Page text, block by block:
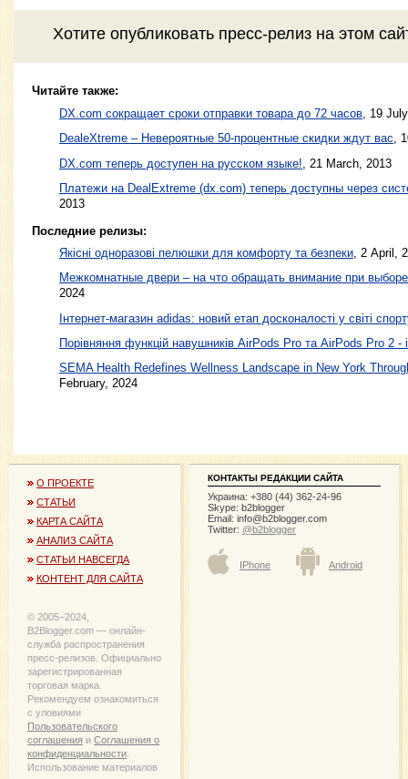
Хотите опубликовать пресс-релизна этом
Читайте также:
DX.com сокращает сроки отправки товара до 72 часов, 19
DealeXtreme – Невероятные 50-процентные скидки ждут вас,
DX.com теперь доступен на русском языке!
21 March, 2013
Платежи на DealExtreme (dx.com) теперь доступны через
2013
Последние релизы:
Якісні одноразові пелюшки для комфорту та безпеки, 2 April,
Межкомнатные двери – на что обращать внимание при
2024
Інтернет-магазин adidas: новий етап досконалості у світі
Порівняння функцій навушників AirPods Pro та AirPods Pro 2 -
SEMA Health Redefines Wellness Landscape in New York
February, 2024
О ПРОЕКТЕ
СТАТЬИ
КАРТА САЙТА
АНАЛИЗ САЙТА
СТАТЬИ НАВСЕГДА
КОНТЕНТ ДЛЯ САЙТА
© 2005−2024,
B2Blogger.com — онлайн-
служба распространения
пресс-релизов. Официально
зарегистрированная
торговая марка.
Рекомендуем ознакомиться
с уловиями
Пользовательского
соглашения и Соглашения о
конфиденциальности
Использование материалов
КОНТАКТЫ РЕДАКЦИИ САЙТА
Украина: +380 (44) 362-24-96
Skype: b2blogger
Email: info@b2blogger.com
Twitter: @b2blogger
IPhone Android